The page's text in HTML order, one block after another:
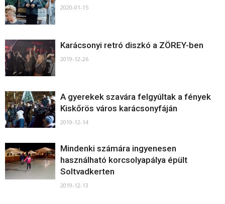
2020-01-15
Karácsonyi retró diszkó a ZÖREY-ben
2019-12-26
A gyerekek szavára felgyúltak a fények
Kiskőrös város karácsonyfáján
2019-12-14
Mindenki számára ingyenesen
használható korcsolyapálya épült
Soltvadkerten
2019-12-13